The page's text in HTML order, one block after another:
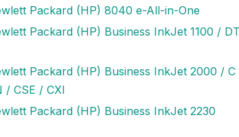
Packard (HP) 8040 e-All-in-One
Packard (HP) Business InkJet 1100 /
Packard (HP) Business InkJet 2000 / C
/ CSE / CXI
Packard (HP) Business InkJet 2230